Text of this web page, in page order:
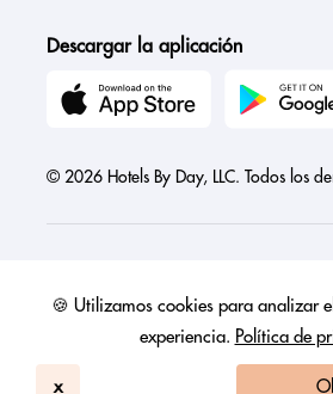
🍪 Utilizamos cookies para analizar
experiencia. Política de
x
Descargar la aplicación
© 2026 Hotels By Day, LLC. Todos los
Austria Canada France Germany
Mexico Netherlands
United Arab Emirates
United